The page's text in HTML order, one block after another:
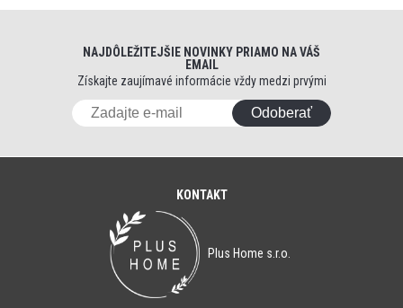
NAJDÔLEŽITEJŠIE NOVINKY PRIAMO NA VÁŠ
EMAIL
Získajte zaujímavé informácie vždy medzi prvými
Odoberať
KONTAKT
Plus Home s.r.o.